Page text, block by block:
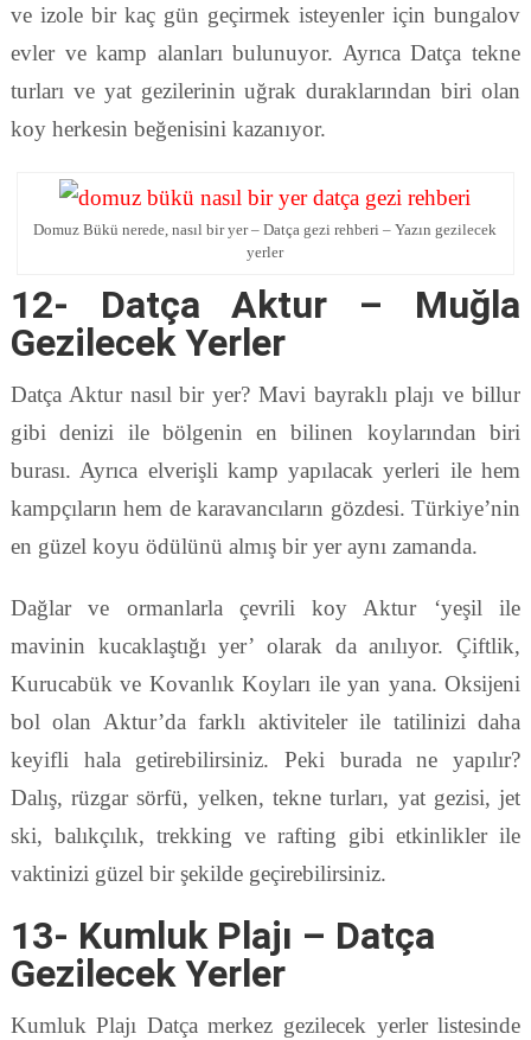
ve izole bir kaç gün geçirmek isteyenler için bungalov
evler ve kamp alanları bulunuyor. Ayrıca Datça tekne
turları ve yat gezilerinin uğrak duraklarından biri olan
koy herkesin beğenisini kazanıyor.
Domuz Bükü nerede, nasıl bir yer – Datça gezi rehberi – Yazın gezilecek
yerler
12- Datça Aktur – Muğla
Gezilecek Yerler
Datça Aktur nasıl bir yer? Mavi bayraklı plajı ve billur
gibi denizi ile bölgenin en bilinen koylarından biri
burası. Ayrıca elverişli kamp yapılacak yerleri ile hem
kampçıların hem de karavancıların gözdesi. Türkiye’nin
en güzel koyu ödülünü almış bir yer aynı zamanda.
Dağlar ve ormanlarla çevrili koy Aktur ‘yeşil ile
mavinin kucaklaştığı yer’ olarak da anılıyor. Çiftlik,
Kurucabük ve Kovanlık Koyları ile yan yana. Oksijeni
bol olan Aktur’da farklı aktiviteler ile tatilinizi daha
keyifli hala getirebilirsiniz. Peki burada ne yapılır?
Dalış, rüzgar sörfü, yelken, tekne turları, yat gezisi, jet
ski, balıkçılık, trekking ve rafting gibi etkinlikler ile
vaktinizi güzel bir şekilde geçirebilirsiniz.
13- Kumluk Plajı – Datça
Gezilecek Yerler
Kumluk Plajı Datça merkez gezilecek yerler listesinde